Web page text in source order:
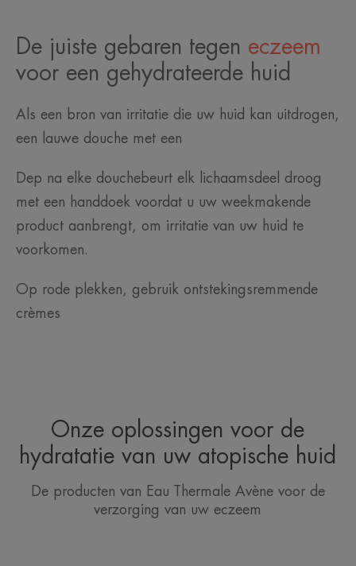
De juiste gebaren tegen eczeem
voor een gehydrateerde huid
Als een bron van irritatie die uw huid kan uitdrogen,
een lauwe douche met een
Dep na elke douchebeurt elk lichaamsdeel droog
met een handdoek voordat u uw weekmakende
product aanbrengt, om irritatie van uw huid te
voorkomen.
Op rode plekken, gebruik ontstekingsremmende
crèmes
Onze oplossingen voor de
hydratatie van uw atopische huid
De producten van Eau Thermale Avène voor de
verzorging van uw eczeem